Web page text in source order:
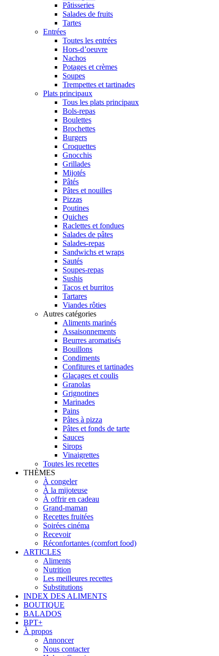
Pâtisseries
Salades de fruits
Tartes
Entrées
Toutes les entrées
Hors-d’oeuvre
Nachos
Potages et crèmes
Soupes
Trempettes et tartinades
Plats principaux
Tous les plats principaux
Bols-repas
Boulettes
Brochettes
Burgers
Croquettes
Gnocchis
Grillades
Mijotés
Pâtés
Pâtes et nouilles
Pizzas
Poutines
Quiches
Raclettes et fondues
Salades de pâtes
Salades-repas
Sandwichs et wraps
Sautés
Soupes-repas
Sushis
Tacos et burritos
Tartares
Viandes rôties
Autres catégories
Aliments marinés
Assaisonnements
Beurres aromatisés
Bouillons
Condiments
Confitures et tartinades
Glaçages et coulis
Granolas
Grignotines
Marinades
Pains
Pâtes à pizza
Pâtes et fonds de tarte
Sauces
Sirops
Vinaigrettes
Toutes les recettes
THÈMES
À congeler
À la mijoteuse
À offrir en cadeau
Grand-maman
Recettes fruitées
Soirées cinéma
Recevoir
Réconfortantes (comfort food)
ARTICLES
Aliments
Nutrition
Les meilleures recettes
Substitutions
INDEX DES ALIMENTS
BOUTIQUE
BALADOS
BPT+
À propos
Annoncer
Nous contacter